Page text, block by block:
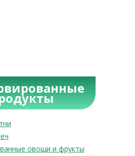
овощи и фрукты